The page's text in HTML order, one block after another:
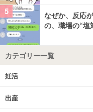
5
なぜか、反応
の、職場の“塩
カテゴリー一覧
妊活
出産